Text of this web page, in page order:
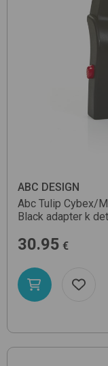
ABC DESIGN
Abc Tulip Cybex/
Black adapter k
30.95 €